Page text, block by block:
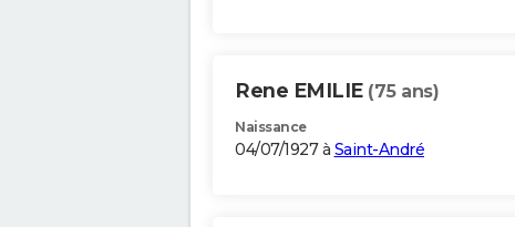
Rene EMILIE (75 ans)
Naissance
04/07/1927 à Saint-André